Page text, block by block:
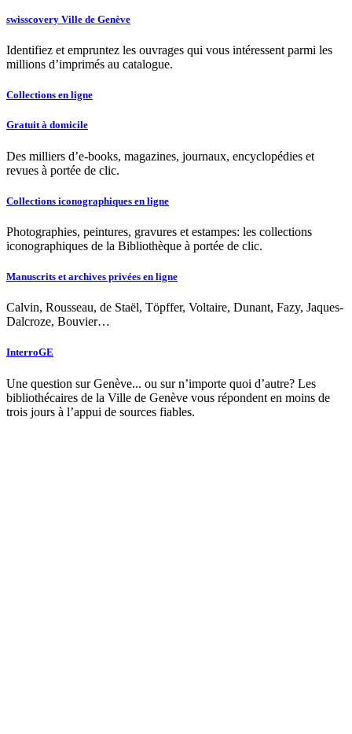
swisscovery Ville de Genève
Identifiez et empruntez les ouvrages qui vous intéressent parmi les
millions d’imprimés au catalogue.
Collections en ligne
Gratuit à domicile
Des milliers d’e-books, magazines, journaux, encyclopédies et
revues à portée de clic.
Collections iconographiques en ligne
Photographies, peintures, gravures et estampes: les collections
iconographiques de la Bibliothèque à portée de clic.
Manuscrits et archives privées en ligne
Calvin, Rousseau, de Staël, Töpffer, Voltaire, Dunant, Fazy, Jaques-
Dalcroze, Bouvier…
InterroGE
Une question sur Genève... ou sur n’importe quoi d’autre? Les
bibliothécaires de la Ville de Genève vous répondent en moins de
trois jours à l’appui de sources fiables.